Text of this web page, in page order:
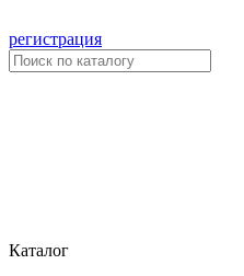
регистрация
Каталог